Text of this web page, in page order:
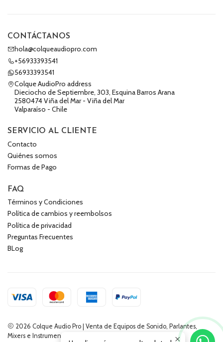
CONTÁCTANOS
hola@colqueaudiopro.com
+56933393541
56933393541
Colque AudioPro address
Dieciocho de Septiembre, 303, Esquina Barros Arana
2580474 Viña del Mar - Viña del Mar
Valparaíso - Chile
SERVICIO AL CLIENTE
Contacto
Quiénes somos
Formas de Pago
FAQ
Términos y Condiciones
Política de cambios y reembolsos
Política de privacidad
Preguntas Frecuentes
BLog
2026 Colque Audio Pro | Venta de Equipos de Sonido, Parlantes,
Mixers e Instrumentos Musicales.